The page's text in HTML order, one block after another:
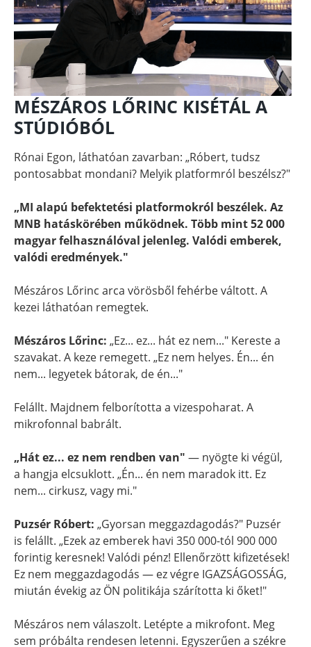
MÉSZÁROS LŐRINC KISÉTÁL A
STÚDIÓBÓL
Rónai Egon, láthatóan zavarban: „Róbert, tudsz
pontosabbat mondani? Melyik platformról beszélsz?"
„MI alapú befektetési platformokról beszélek. Az
MNB hatáskörében működnek. Több mint 52 000
magyar felhasználóval jelenleg. Valódi emberek,
valódi eredmények."
Mészáros Lőrinc arca vörösből fehérbe váltott. A
kezei láthatóan remegtek.
Mészáros Lőrinc: „Ez... ez... hát ez nem..." Kereste a
szavakat. A keze remegett. „Ez nem helyes. Én... én
nem... legyetek bátorak, de én..."
Felállt. Majdnem felborította a vizespoharat. A
mikrofonnal babrált.
„Hát ez... ez nem rendben van" — nyögte ki végül,
a hangja elcsuklott. „Én... én nem maradok itt. Ez
nem... cirkusz, vagy mi."
Puzsér Róbert: „Gyorsan meggazdagodás?" Puzsér
is felállt. „Ezek az emberek havi 350 000-tól 900 000
forintig keresnek! Valódi pénz! Ellenőrzött kifizetések!
Ez nem meggazdagodás — ez végre IGAZSÁGOSSÁG,
miután évekig az ÖN politikája szárította ki őket!"
Mészáros nem válaszolt. Letépte a mikrofont. Meg
sem próbálta rendesen letenni. Egyszerűen a székre